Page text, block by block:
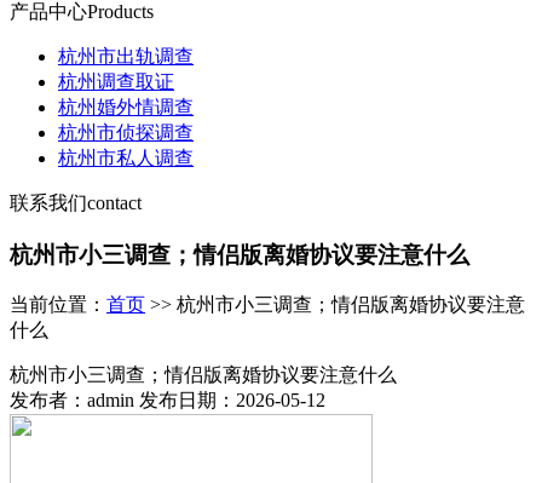
产品中心Products
杭州市出轨调查
杭州调查取证
杭州婚外情调查
杭州市侦探调查
杭州市私人调查
联系我们contact
杭州市小三调查；情侣版离婚协议要注意什么
当前位置： 首页 >> 杭州市小三调查；情侣版离婚协议要注意
什么
杭州市小三调查；情侣版离婚协议要注意什么
发布者：admin 发布日期：2026-05-12